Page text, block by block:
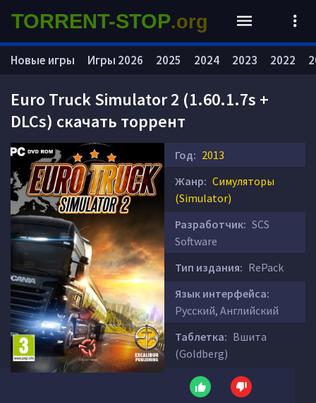
Euro Truck Simulator 2 (1.60.1.7s +
DLCs) скачать торрент
Год: 2013
Жанр: Симуляторы
(Simulator)
Разработчик: SCS
Software
Тип издания: RePack
Язык интерфейса:
Русский, Английский
Таблетка: Вшита
(Goldberg)
Новые игры Игры 2026 2025 2024 2023 2022
TORRENT-STOP.org